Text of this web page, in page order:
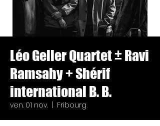
Léo Geller Quartet ± Ravi
Ramsahy + Shérif
international B. B.
ven. 01 nov. Fribourg